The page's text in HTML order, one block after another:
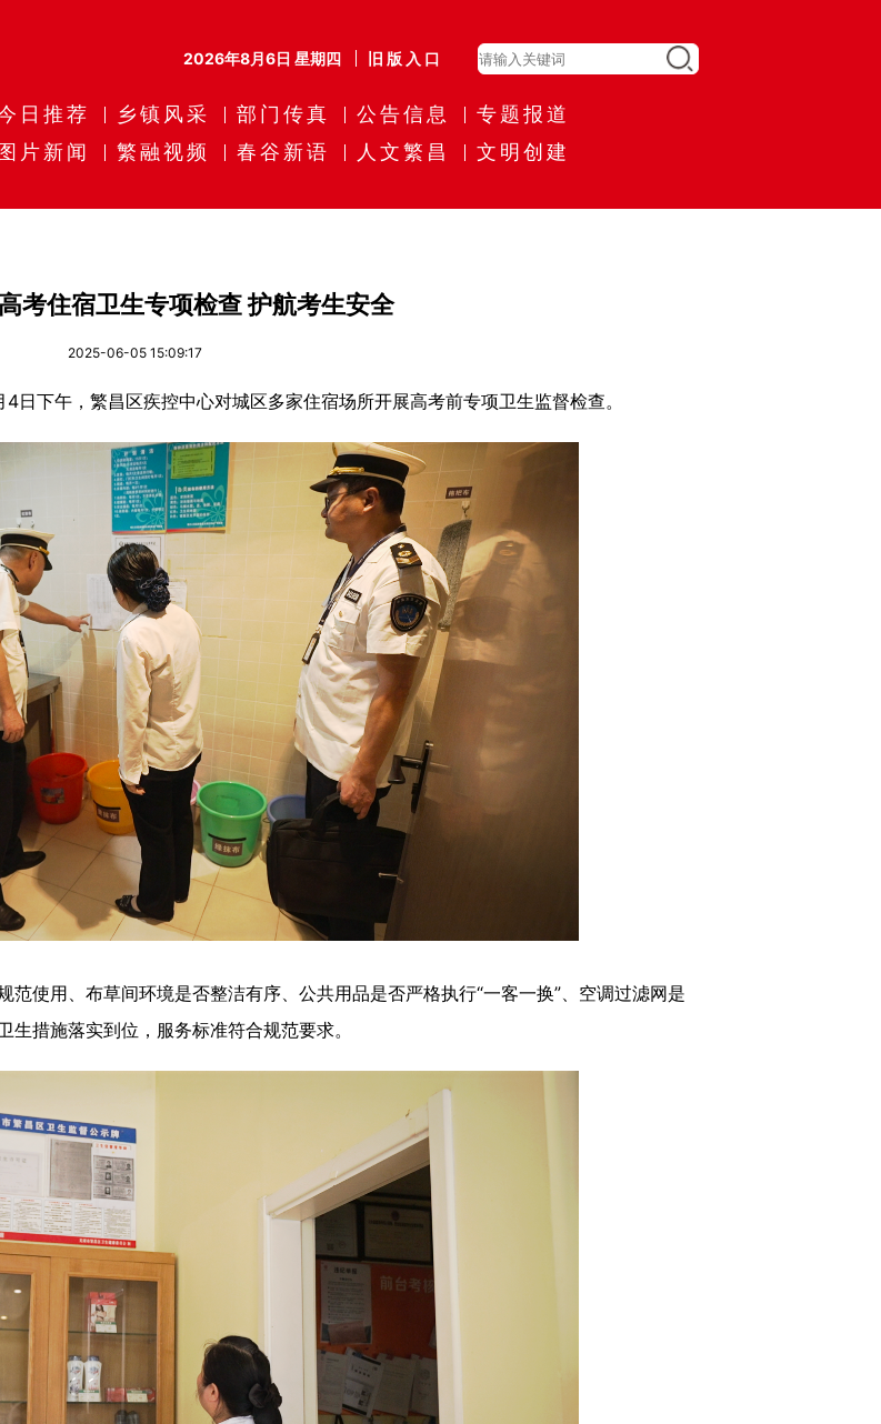
2026年8月6日 星期四 旧版入口
日推荐 乡镇风采 部门传真 公告信息
专题报道
图片新闻 繁融视频 春谷新语 人文繁昌 文明创建
考住宿卫生专项检查 护航考生安全
2025-06-05 15:09:17
下午，繁昌区疾控中心对城区多家住宿场所开展高考前专项卫生监督检查。
使用、布草间环境是否整洁有序、公共用品是否严格执行“一客一换”、空调过滤网是
措施落实到位，服务标准符合规范要求。